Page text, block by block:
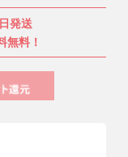
発送
無料！